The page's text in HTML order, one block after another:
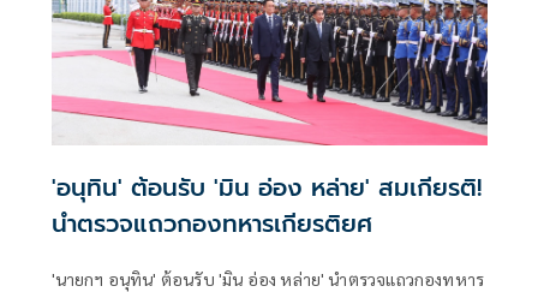
'อนุทิน' ต้อนรับ 'มิน อ่อง หล่าย' สมเกียรติ!
นำตรวจแถวกองทหารเกียรติยศ
'นายกฯ อนุทิน' ต้อนรับ 'มิน อ่อง หล่าย' นำตรวจแถวกองทหาร